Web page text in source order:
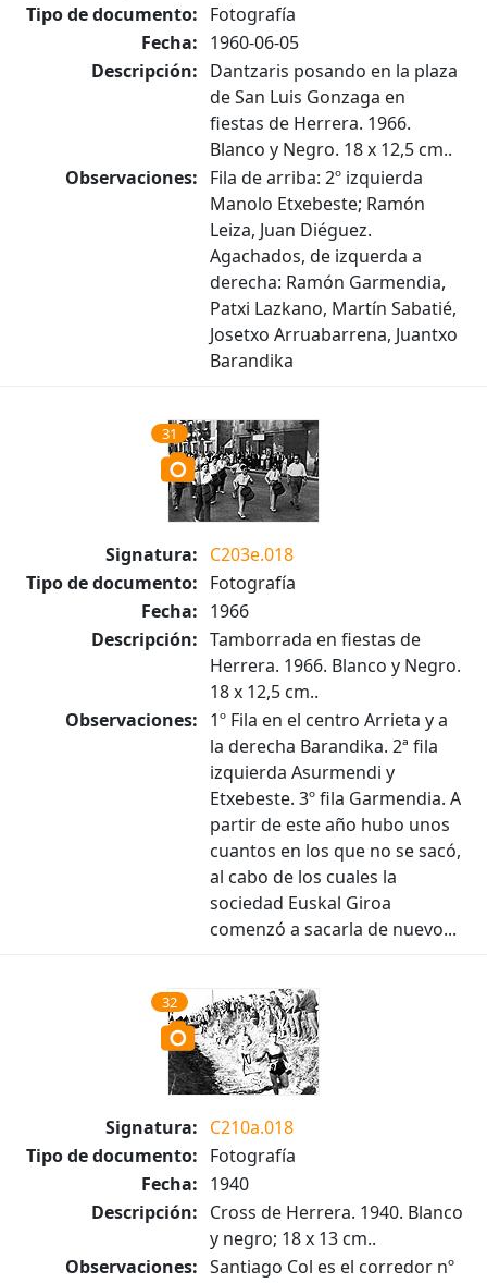
Tipo de documento: Fotografía
Fecha: 1960-06-05
Descripción: Dantzaris posando en la plaza
de San Luis Gonzaga en
fiestas de Herrera. 1966.
Blanco y Negro. 18 x 12,5 cm..
Observaciones: Fila de arriba: 2º izquierda
Manolo Etxebeste; Ramón
Leiza, Juan Diéguez.
Agachados, de izquerda a
derecha: Ramón Garmendia,
Patxi Lazkano, Martín Sabatié,
Josetxo Arruabarrena, Juantxo
Barandika
31
Signatura: C203e.018
Tipo de documento: Fotografía
Fecha: 1966
Descripción: Tamborrada en fiestas de
Herrera. 1966. Blanco y Negro.
18 x 12,5 cm..
Observaciones: 1º Fila en el centro Arrieta y a
la derecha Barandika. 2ª fila
izquierda Asurmendi y
Etxebeste. 3º fila Garmendia. A
partir de este año hubo unos
cuantos en los que no se sacó,
al cabo de los cuales la
sociedad Euskal Giroa
comenzó a sacarla de nuevo...
32
Signatura: C210a.018
Tipo de documento: Fotografía
Fecha: 1940
Descripción: Cross de Herrera. 1940. Blanco
y negro; 18 x 13 cm..
Observaciones: Santiago Col es el corredor nº